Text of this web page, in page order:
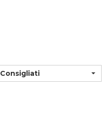
Consigliati